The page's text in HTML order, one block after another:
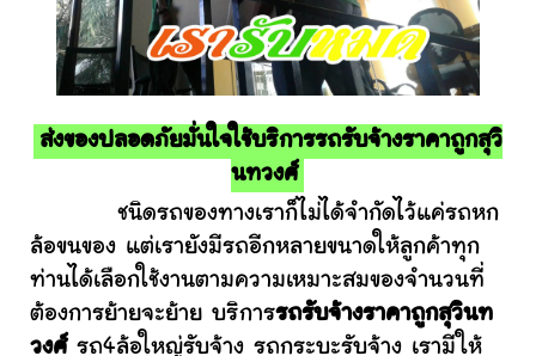
ส่งของปลอดภัยมั่นใจใช้บริการรถรับจ้างราคาถูกสุวิ
นทวงศ์
ชนิดรถของทางเราก็ไม่ได้จำกัดไว้แค่รถหก
ล้อขนของ แต่เรายังมีรถอีกหลายขนาดให้ลูกค้าทุก
ท่านได้เลือกใช้งานตามความเหมาะสมของจำนวนที่
ต้องการย้ายจะย้าย บริการรถรับจ้างราคาถูกสุวินท
วงศ์รถ4ล้อใหญ่รับจ้าง รถกระบะรับจ้าง เรามีให้